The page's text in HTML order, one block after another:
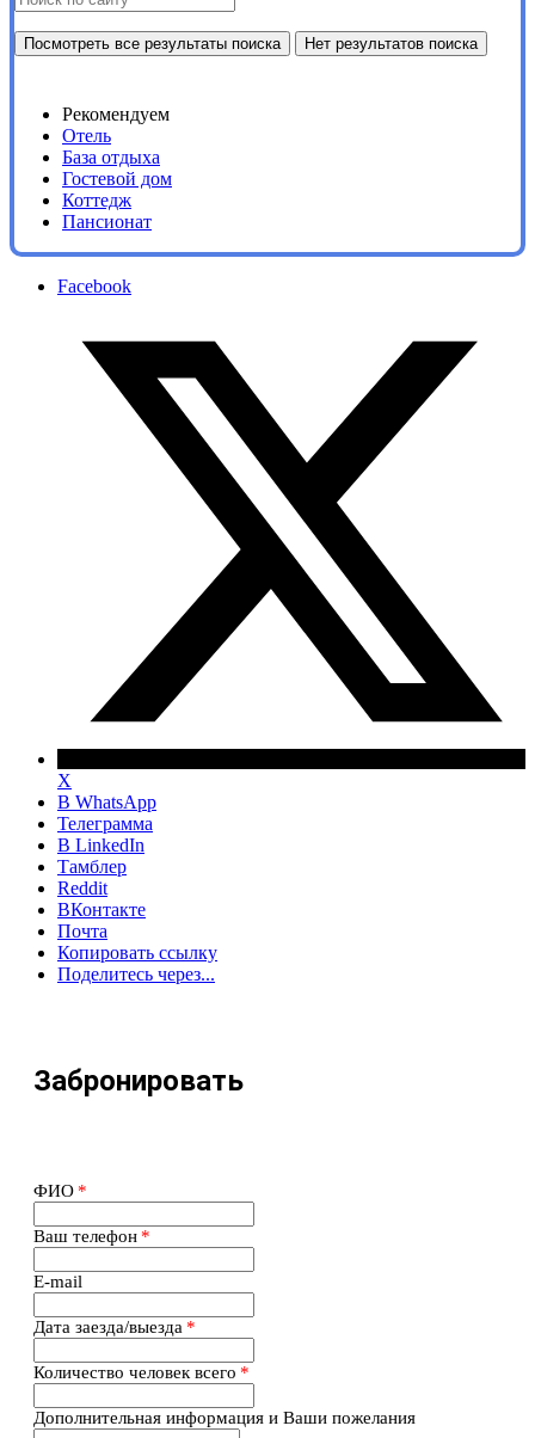
Посмотреть все результаты поиска Нет результатов поиска
Рекомендуем
Отель
База отдыха
Гостевой дом
Коттедж
Пансионат
Facebook
X
В WhatsApp
Телеграмма
В LinkedIn
Тамблер
Reddit
ВКонтакте
Почта
Копировать ссылку
Поделитесь через...
Забронировать
ФИО *
Ваш телефон *
E-mail
Дата заезда/выезда *
Количество человек всего *
Дополнительная информация и Ваши пожелания